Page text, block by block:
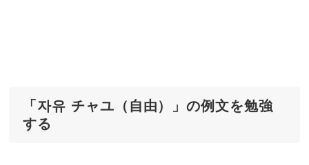
「자유 チャユ（自由）」の例文を勉強
する